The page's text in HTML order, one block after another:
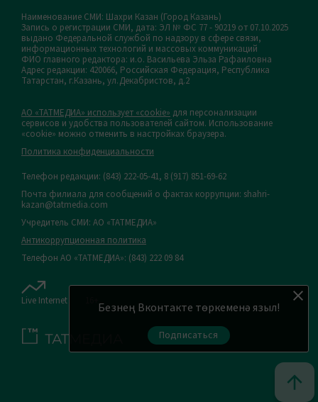
Безнең Вконтакте төркеменә языл!
Подписаться
Наименование СМИ: Шахри Казан (Город Казань)
Запись о регистрации СМИ, дата: ЭЛ № ФС 77 - 90219 от 07.10.2025
выдано Федеральной службой по надзору в сфере связи,
информационных технологий и массовых коммуникаций
ФИО главного редактора: и.о. Васильева Эльза Рафаиловна
Адрес редакции: 420066, Российская Федерация, Республика
Татарстан, г.Казань, ул.Декабристов, д.2
АО «ТАТМЕДИА» использует «cookie» для персонализации
сервисов и удобства пользователей сайтом. Использование
«cookie» можно отменить в настройках браузера.
Политика конфиденциальности
Телефон редакции: (843) 222-05-41, 8 (917) 851-69-62
Почта филиала для сообщений о фактах коррупции: shahri-
kazan@tatmedia.com
Учредитель СМИ: АО «ТАТМЕДИА»
Антикоррупционная политика
Телефон АО «ТАТМЕДИА»: (843) 222 09 84
Live Internet